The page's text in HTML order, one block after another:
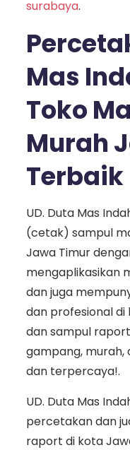
surabaya.
Mas
Toko
Murah
Terbaik
UD. Duta Mas
(cetak) sampul
Jawa Timur
mengaplikasikan
dan juga
dan profesional di
dan sampul
gampang,
dan terpercaya!.
UD. Duta Mas
percetakan dan
raport di kota